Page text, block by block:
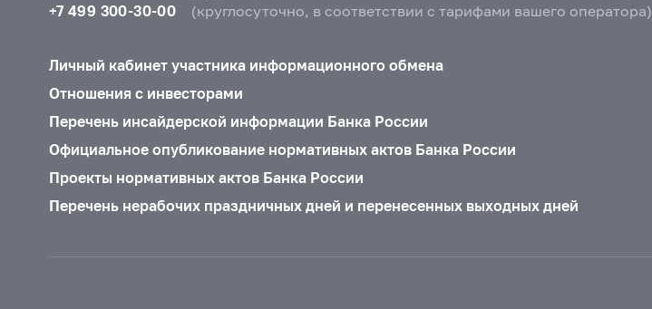
+7 499 300-30-00
(круглосуточно, в соответствии с тарифами вашего оператора)
Личный кабинет участника информационного обмена
Отношения с инвесторами
Перечень инсайдерской информации Банка России
Официальное опубликование нормативных актов Банка России
Проекты нормативных актов Банка России
Перечень нерабочих праздничных дней и перенесенных выходных дней